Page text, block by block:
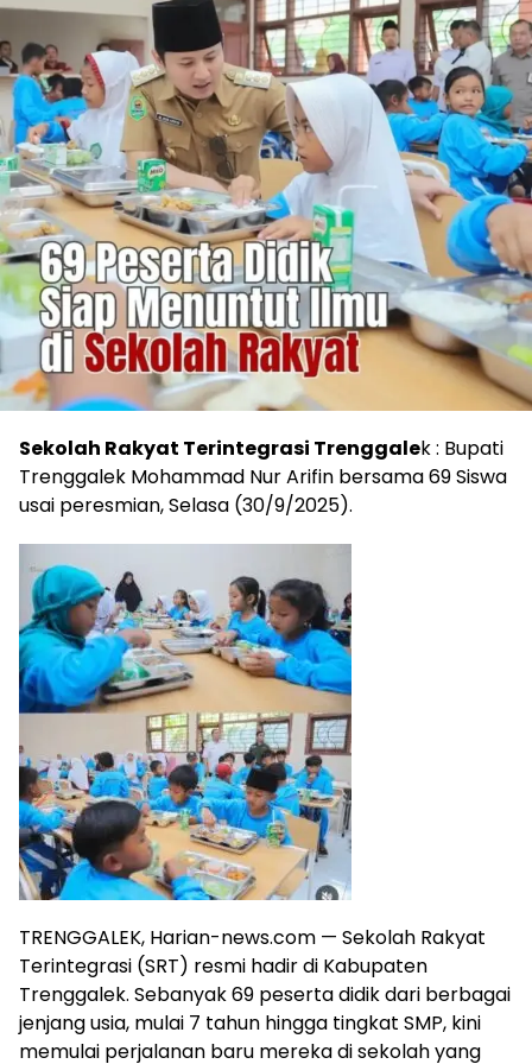
Sekolah Rakyat Terintegrasi Trenggalek : Bupati
Trenggalek Mohammad Nur Arifin bersama 69 Siswa
usai peresmian, Selasa (30/9/2025).
TRENGGALEK, Harian-news.com — Sekolah Rakyat
Terintegrasi (SRT) resmi hadir di Kabupaten
Trenggalek. Sebanyak 69 peserta didik dari berbagai
jenjang usia, mulai 7 tahun hingga tingkat SMP, kini
memulai perjalanan baru mereka di sekolah yang